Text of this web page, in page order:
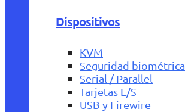
Dispositivos
KVM
Seguridad biométrica
Serial / Parallel
Tarjetas E/S
USB y Firewire